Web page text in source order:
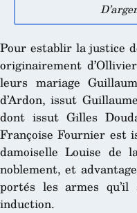
Pour establir la justice
originairement
leurs mariage
d’Ardon, issut
dont issut Gilles
Françoise Fournier est
damoiselle Louise de
noblement, et
portés les armes
induction.